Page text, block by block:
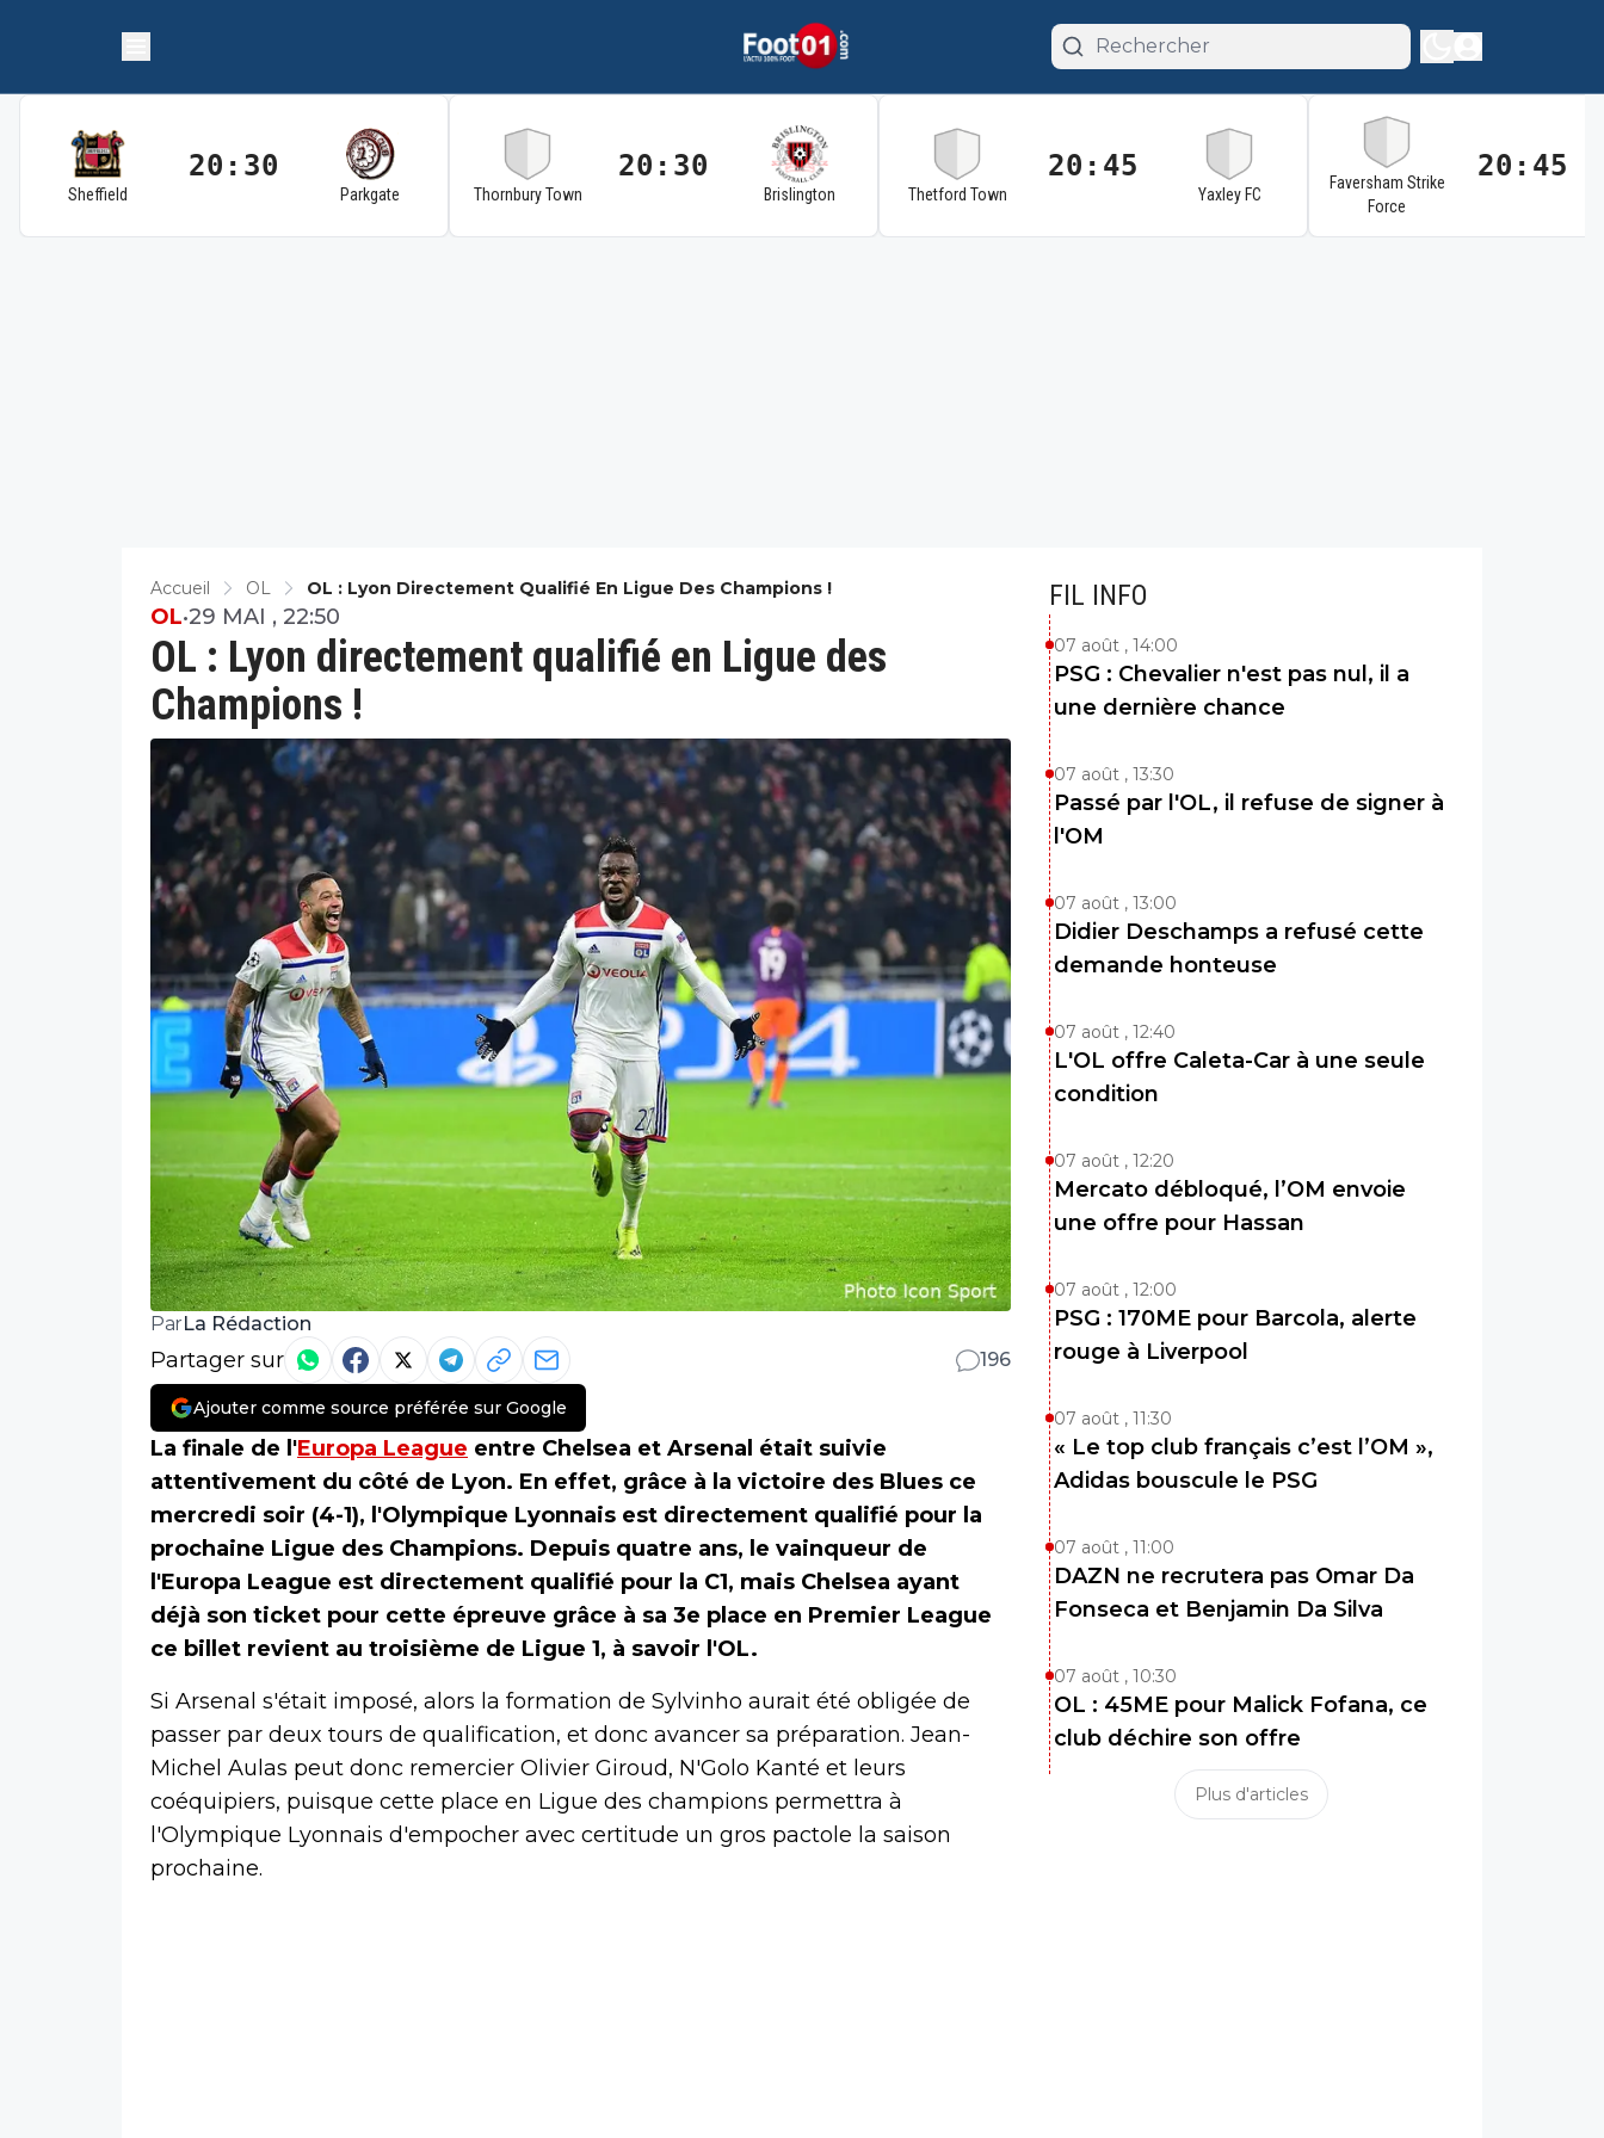
Sheffield
20:30
Parkgate Thornbury Town
20:30
Brislington Thetford Town
20:45
Yaxley FC
Faversham Strike
Force
20:45
Accueil OL OL : Lyon Directement Qualifié En Ligue Des Champions !
OL : Lyon directement qualifié en Ligue des
Champions !
OL•29 MAI , 22:50
ParLa Rédaction
Partager sur 196
Ajouter comme source préférée sur Google
La finale de l'Europa League entre Chelsea et Arsenal était suivie
attentivement du côté de Lyon. En effet, grâce à la victoire des Blues ce
mercredi soir (4-1), l'Olympique Lyonnais est directement qualifié pour la
prochaine Ligue des Champions. Depuis quatre ans, le vainqueur de
l'Europa League est directement qualifié pour la C1, mais Chelsea ayant
déjà son ticket pour cette épreuve grâce à sa 3e place en Premier League
ce billet revient au troisième de Ligue 1, à savoir l'OL.
Si Arsenal s'était imposé, alors la formation de Sylvinho aurait été obligée de
passer par deux tours de qualification, et donc avancer sa préparation. Jean-
Michel Aulas peut donc remercier Olivier Giroud, N'Golo Kanté et leurs
coéquipiers, puisque cette place en Ligue des champions permettra à
l'Olympique Lyonnais d'empocher avec certitude un gros pactole la saison
prochaine.
FIL INFO
07 août , 14:00
PSG : Chevalier n'est pas nul, il a
une dernière chance
07 août , 13:30
Passé par l'OL, il refuse de signer à
l'OM
07 août , 13:00
Didier Deschamps a refusé cette
demande honteuse
07 août , 12:40
L'OL offre Caleta-Car à une seule
condition
07 août , 12:20
Mercato débloqué, l’OM envoie
une offre pour Hassan
07 août , 12:00
PSG : 170ME pour Barcola, alerte
rouge à Liverpool
07 août , 11:30
« Le top club français c’est l’OM »,
Adidas bouscule le PSG
07 août , 11:00
DAZN ne recrutera pas Omar Da
Fonseca et Benjamin Da Silva
07 août , 10:30
OL : 45ME pour Malick Fofana, ce
club déchire son offre
Plus d'articles